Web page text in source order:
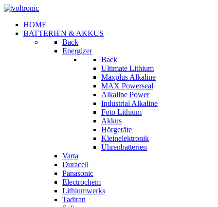
HOME
BATTERIEN & AKKUS
Back
Energizer
Back
Ultimate Lithium
Maxplus Alkaline
MAX Powerseal
Alkaline Power
Industrial Alkaline
Foto Lithium
Akkus
Hörgeräte
Kleinelektronik
Uhrenbatterien
Varta
Duracell
Panasonic
Electrochem
Lithiumwerks
Tadiran